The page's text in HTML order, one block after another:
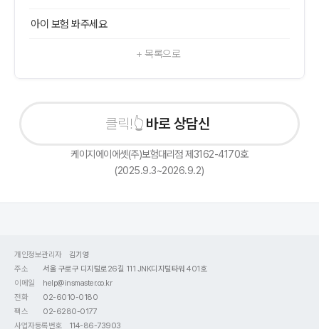
아이 보험 봐주세요
+ 목록으로
바로 상담신청하
케이지에이에셋(주)보험대리점 제3162-4170호
(2025.9.3~2026.9.2)
개인정보관리자
김기영
주소
서울 구로구 디지털로26길 111 JNK디지털타워 401호
이메일
help@insmaster.co.kr
전화
02-6010-0180
팩스
02-6280-0177
사업자등록번호
114-86-73903